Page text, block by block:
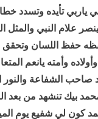
ياربي تأيده وتسدد
علام النبي والمثل
حفظ اللسان وتحقق
وأمته يانعم
صاحب الشفاعة والنور
بيك تنشهد من بعد
كون لي شفيع يوم